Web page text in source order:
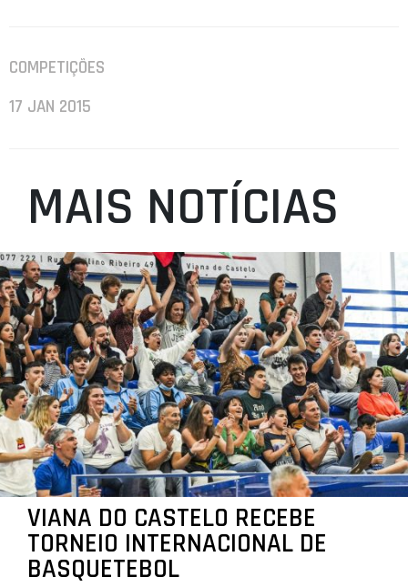
COMPETIÇÕES
17 JAN 2015
MAIS NOTÍCIAS
VIANA DO CASTELO RECEBE
TORNEIO INTERNACIONAL DE
BASQUETEBOL